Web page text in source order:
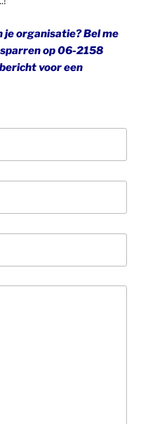
organisatie? Bel me
op 06-2158
voor een